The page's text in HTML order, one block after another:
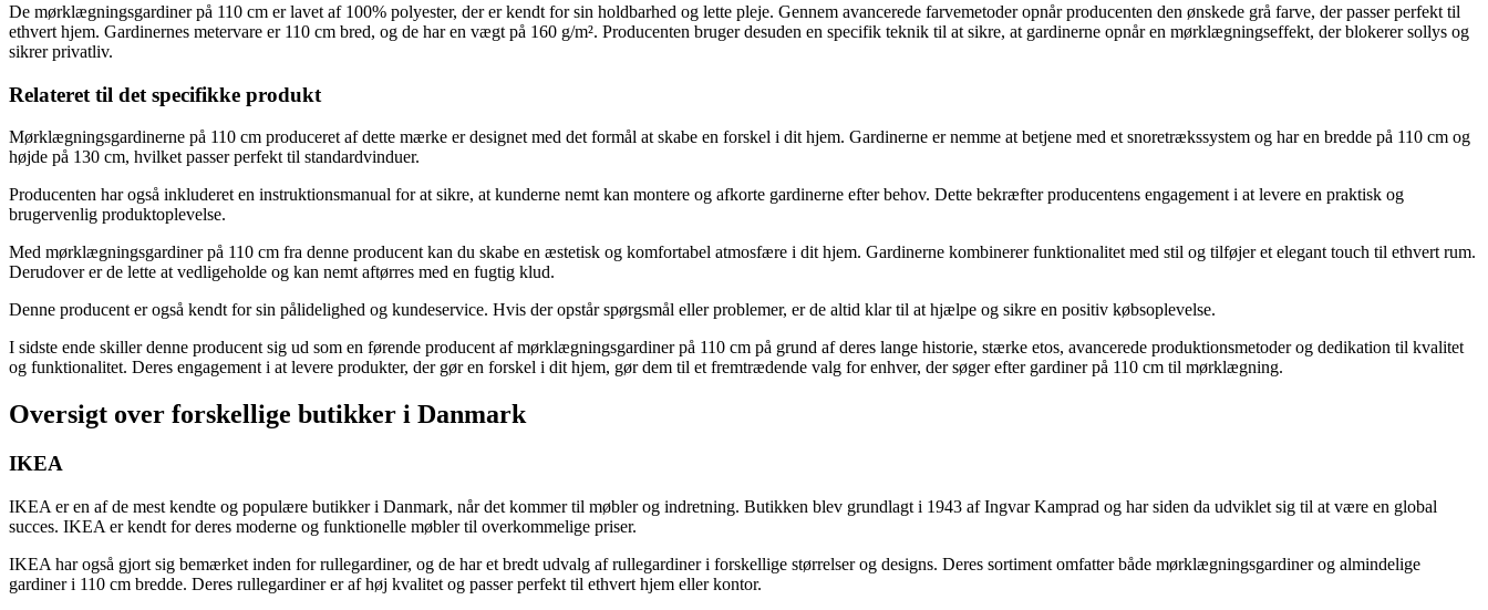
De mørklægningsgardiner på 110 cm er lavet af 100% polyester, der er kendt for sin holdbarhed og lette pleje. Gennem avancerede farvemetoder opnår producenten den ønskede grå farve, der passer perfekt til
ethvert hjem. Gardinernes metervare er 110 cm bred, og de har en vægt på 160 g/m². Producenten bruger desuden en specifik teknik til at sikre, at gardinerne opnår en mørklægningseffekt, der blokerer sollys og
sikrer privatliv.
Relateret til det specifikke produkt
Mørklægningsgardinerne på 110 cm produceret af dette mærke er designet med det formål at skabe en forskel i dit hjem. Gardinerne er nemme at betjene med et snoretrækssystem og har en bredde på 110 cm og
højde på 130 cm, hvilket passer perfekt til standardvinduer.
Producenten har også inkluderet en instruktionsmanual for at sikre, at kunderne nemt kan montere og afkorte gardinerne efter behov. Dette bekræfter producentens engagement i at levere en praktisk og
brugervenlig produktoplevelse.
Med mørklægningsgardiner på 110 cm fra denne producent kan du skabe en æstetisk og komfortabel atmosfære i dit hjem. Gardinerne kombinerer funktionalitet med stil og tilføjer et elegant touch til ethvert rum.
Derudover er de lette at vedligeholde og kan nemt aftørres med en fugtig klud.
Denne producent er også kendt for sin pålidelighed og kundeservice. Hvis der opstår spørgsmål eller problemer, er de altid klar til at hjælpe og sikre en positiv købsoplevelse.
I sidste ende skiller denne producent sig ud som en førende producent af mørklægningsgardiner på 110 cm på grund af deres lange historie, stærke etos, avancerede produktionsmetoder og dedikation til kvalitet
og funktionalitet. Deres engagement i at levere produkter, der gør en forskel i dit hjem, gør dem til et fremtrædende valg for enhver, der søger efter gardiner på 110 cm til mørklægning.
Oversigt over forskellige butikker i Danmark
IKEA
IKEA er en af de mest kendte og populære butikker i Danmark, når det kommer til møbler og indretning. Butikken blev grundlagt i 1943 af Ingvar Kamprad og har siden da udviklet sig til at være en global
succes. IKEA er kendt for deres moderne og funktionelle møbler til overkommelige priser.
IKEA har også gjort sig bemærket inden for rullegardiner, og de har et bredt udvalg af rullegardiner i forskellige størrelser og designs. Deres sortiment omfatter både mørklægningsgardiner og almindelige
gardiner i 110 cm bredde. Deres rullegardiner er af høj kvalitet og passer perfekt til ethvert hjem eller kontor.